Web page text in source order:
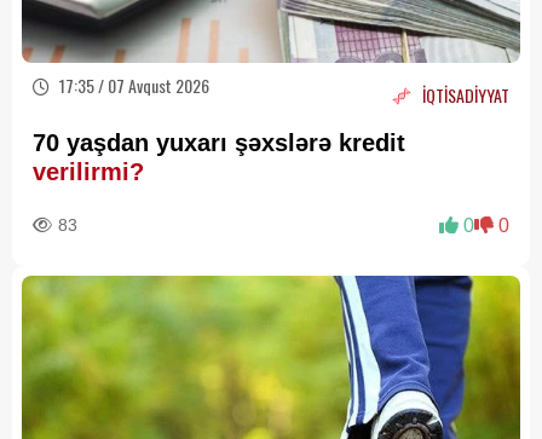
17:35 / 07 Avqust 2026 İQTİSADİYYAT
70 yaşdan yuxarı şəxslərə kredit
verilirmi?
83 0 0